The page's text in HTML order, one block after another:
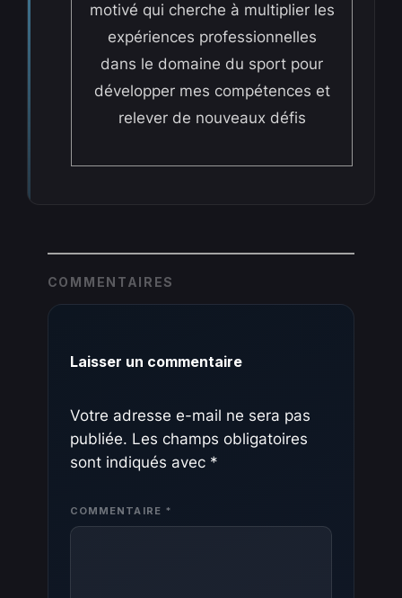
motivé qui cherche à multiplier les
expériences professionnelles
dans le domaine du sport pour
développer mes compétences et
relever de nouveaux défis
COMMENTAIRES
Laisser un commentaire
Votre adresse e-mail ne sera pas
publiée. Les champs obligatoires
sont indiqués avec *
COMMENTAIRE *